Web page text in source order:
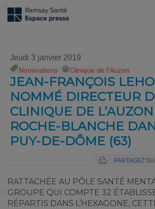
Jeudi 3 janvier 2019
Nominations Clinique de l'Auzon
JEAN-FRANÇOIS
NOMMÉ DIRECTEUR
CLINIQUE DE
ROCHE-BLANCHE
PUY-DE-DÔME (63)
PARTAGEZ
RATTACHÉE AU PÔLE SANTÉ
GROUPE QUI COMPTE 32
RÉPARTIS DANS L’HEXAGONE,